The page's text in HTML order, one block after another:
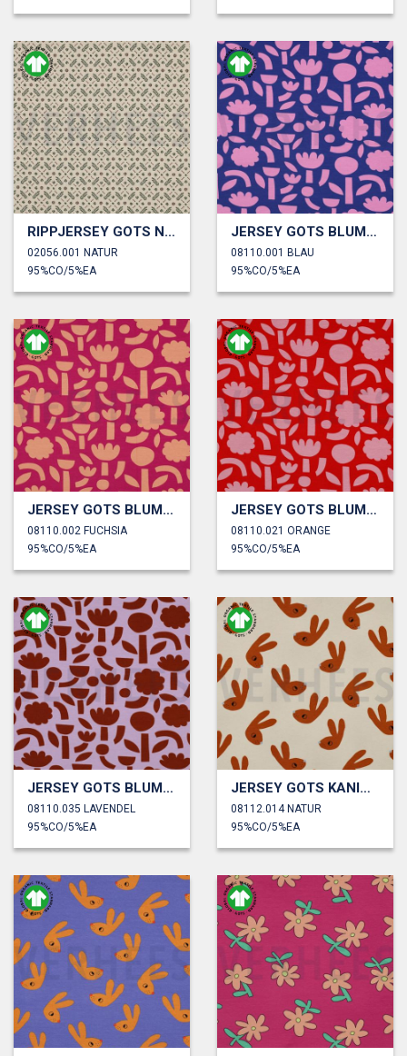
RIPPJERSEY GOTS NATUR BLUMEN
02056.001 NATUR
95%CO/5%EA
JERSEY GOTS BLUMEN JENNIFER BOURON
08110.001 BLAU
95%CO/5%EA
JERSEY GOTS BLUMEN JENNIFER BOURON
08110.002 FUCHSIA
95%CO/5%EA
JERSEY GOTS BLUMEN JENNIFER BOURON
08110.021 ORANGE
95%CO/5%EA
JERSEY GOTS BLUMEN JENNIFER BOURON
08110.035 LAVENDEL
95%CO/5%EA
JERSEY GOTS KANINCHEN JENNIFER BOURON
08112.014 NATUR
95%CO/5%EA